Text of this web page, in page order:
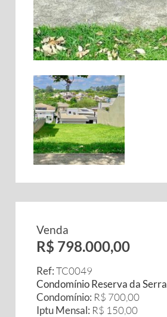
Venda
R$ 798.000,00
Ref:TC0049
Condomínio Reserva da Serra
Condomínio: R$ 700,00
Iptu Mensal: R$ 150,00